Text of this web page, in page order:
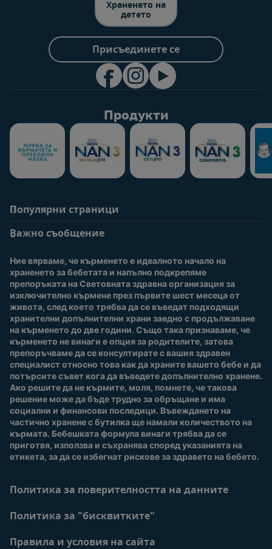
Храненето на
детето
Присъединете се
Продукти
Популярни страници
Често задавани
За нас
Присъединете се към
Nestlé Baby Club
Купи сега
Нашите марки и
продукти
Качество и сигурност
Безплатно тестване
Важно съобщение
Ние вярваме, че кърменето е идеалното начало на
храненето за бебетата и напълно подкрепяме
препоръката на Световната здравна организация за
изключително кърмене през първите шест месеца от
живота, след което трябва да се въведат подходящи
хранителни допълнителни храни заедно с продължаване
на кърменето до две години. Също така признаваме, че
кърменето не винаги е опция за родителите, затова
препоръчваме да се консултирате с вашия здравен
специалист относно това как да храните вашето бебе и да
потърсите съвет кога да въведете допълнително хранене.
Ако решите да не кърмите, моля, помнете, че такова
решение може да бъде трудно за обръщане и има
социални и финансови последици. Въвеждането на
частично хранене с бутилка ще намали количеството на
кърмата. Бебешката формула винаги трябва да се
приготвя, използва и съхранява според указанията на
етикета, за да се избегнат рискове за здравето на бебето.
Политика за поверителността на данните
Политика за "бисквитките"
Правила и условия на сайта